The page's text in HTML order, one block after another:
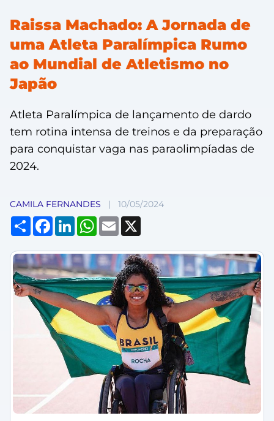
Raissa Machado: A Jornada de
uma Atleta Paralímpica Rumo
ao Mundial de Atletismo no
Japão
Atleta Paralímpica de lançamento de dardo
tem rotina intensa de treinos e da preparação
para conquistar vaga nas paraolimpíadas de
2024.
CAMILA FERNANDES | 10/05/2024
Compartilhar
Facebook
LinkedInWhatsApp
Email